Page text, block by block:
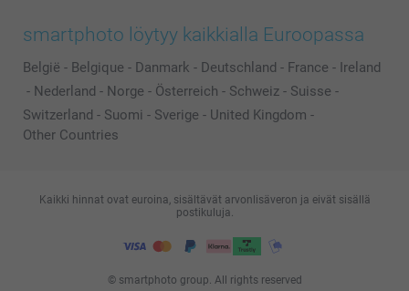
smartphoto löytyy kaikkialla Euroopassa
België - Belgique - Danmark - Deutschland - France - Ireland
- Nederland - Norge - Österreich - Schweiz - Suisse -
Switzerland - Suomi - Sverige - United Kingdom -
Other Countries
© smartphoto group. All rights reserved
Kaikki hinnat ovat euroina, sisältävät arvonlisäveron ja eivät sisällä
postikuluja.